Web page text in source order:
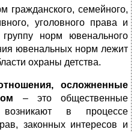
гражданского, семейного,
уголовного права и
норм ювенального
ювенальных норм лежит
охраны детства.
осложненные
– это общественные
в процессе
законных интересов и